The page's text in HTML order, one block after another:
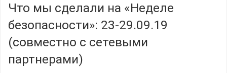
Что мы сделали на «Неделе
безопасности»: 23-29.09.19
(совместно с сетевыми
партнерами)